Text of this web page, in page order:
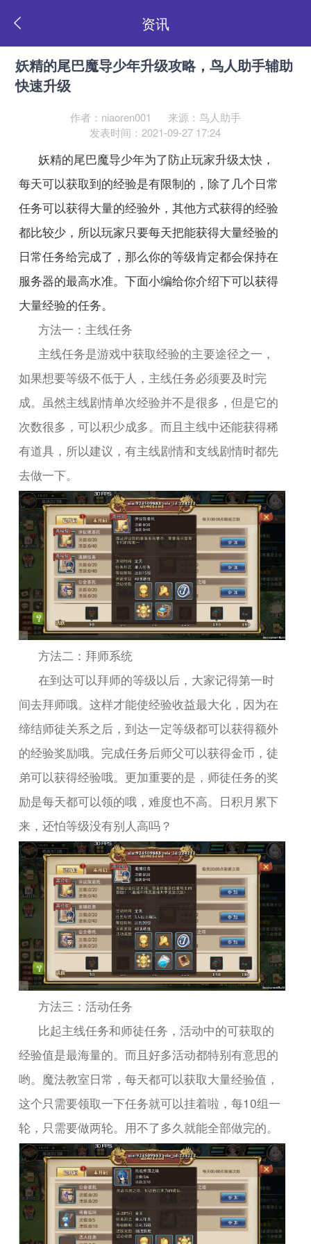
资讯
妖精的尾巴魔导少年升级攻略，鸟人助手辅助
快速升级
作者：niaoren001
来源：鸟人助手
发表时间：2021-09-27 17:24
妖精的尾巴魔导少年为了防止玩家升级太快，
每天可以获取到的经验是有限制的，除了几个日常
任务可以获得大量的经验外，其他方式获得的经验
都比较少，所以玩家只要每天把能获得大量经验的
日常任务给完成了，那么你的等级肯定都会保持在
服务器的最高水准。下面小编给你介绍下可以获得
大量经验的任务。
方法一：主线任务
主线任务是游戏中获取经验的主要途径之一，
如果想要等级不低于人，主线任务必须要及时完
成。虽然主线剧情单次经验并不是很多，但是它的
次数很多，可以积少成多。而且主线中还能获得稀
有道具，所以建议，有主线剧情和支线剧情时都先
去做一下。
方法二：拜师系统
在到达可以拜师的等级以后，大家记得第一时
间去拜师哦。这样才能使经验收益最大化，因为在
缔结师徒关系之后，到达一定等级都可以获得额外
的经验奖励哦。完成任务后师父可以获得金币，徒
弟可以获得经验哦。更加重要的是，师徒任务的奖
励是每天都可以领的哦，难度也不高。日积月累下
来，还怕等级没有别人高吗？
方法三：活动任务
比起主线任务和师徒任务，活动中的可获取的
经验值是最海量的。而且好多活动都特别有意思的
哟。魔法教室日常，每天都可以获取大量经验值，
这个只需要领取一下任务就可以挂着啦，每10组一
轮，只需要做两轮。用不了多久就能全部做完的。